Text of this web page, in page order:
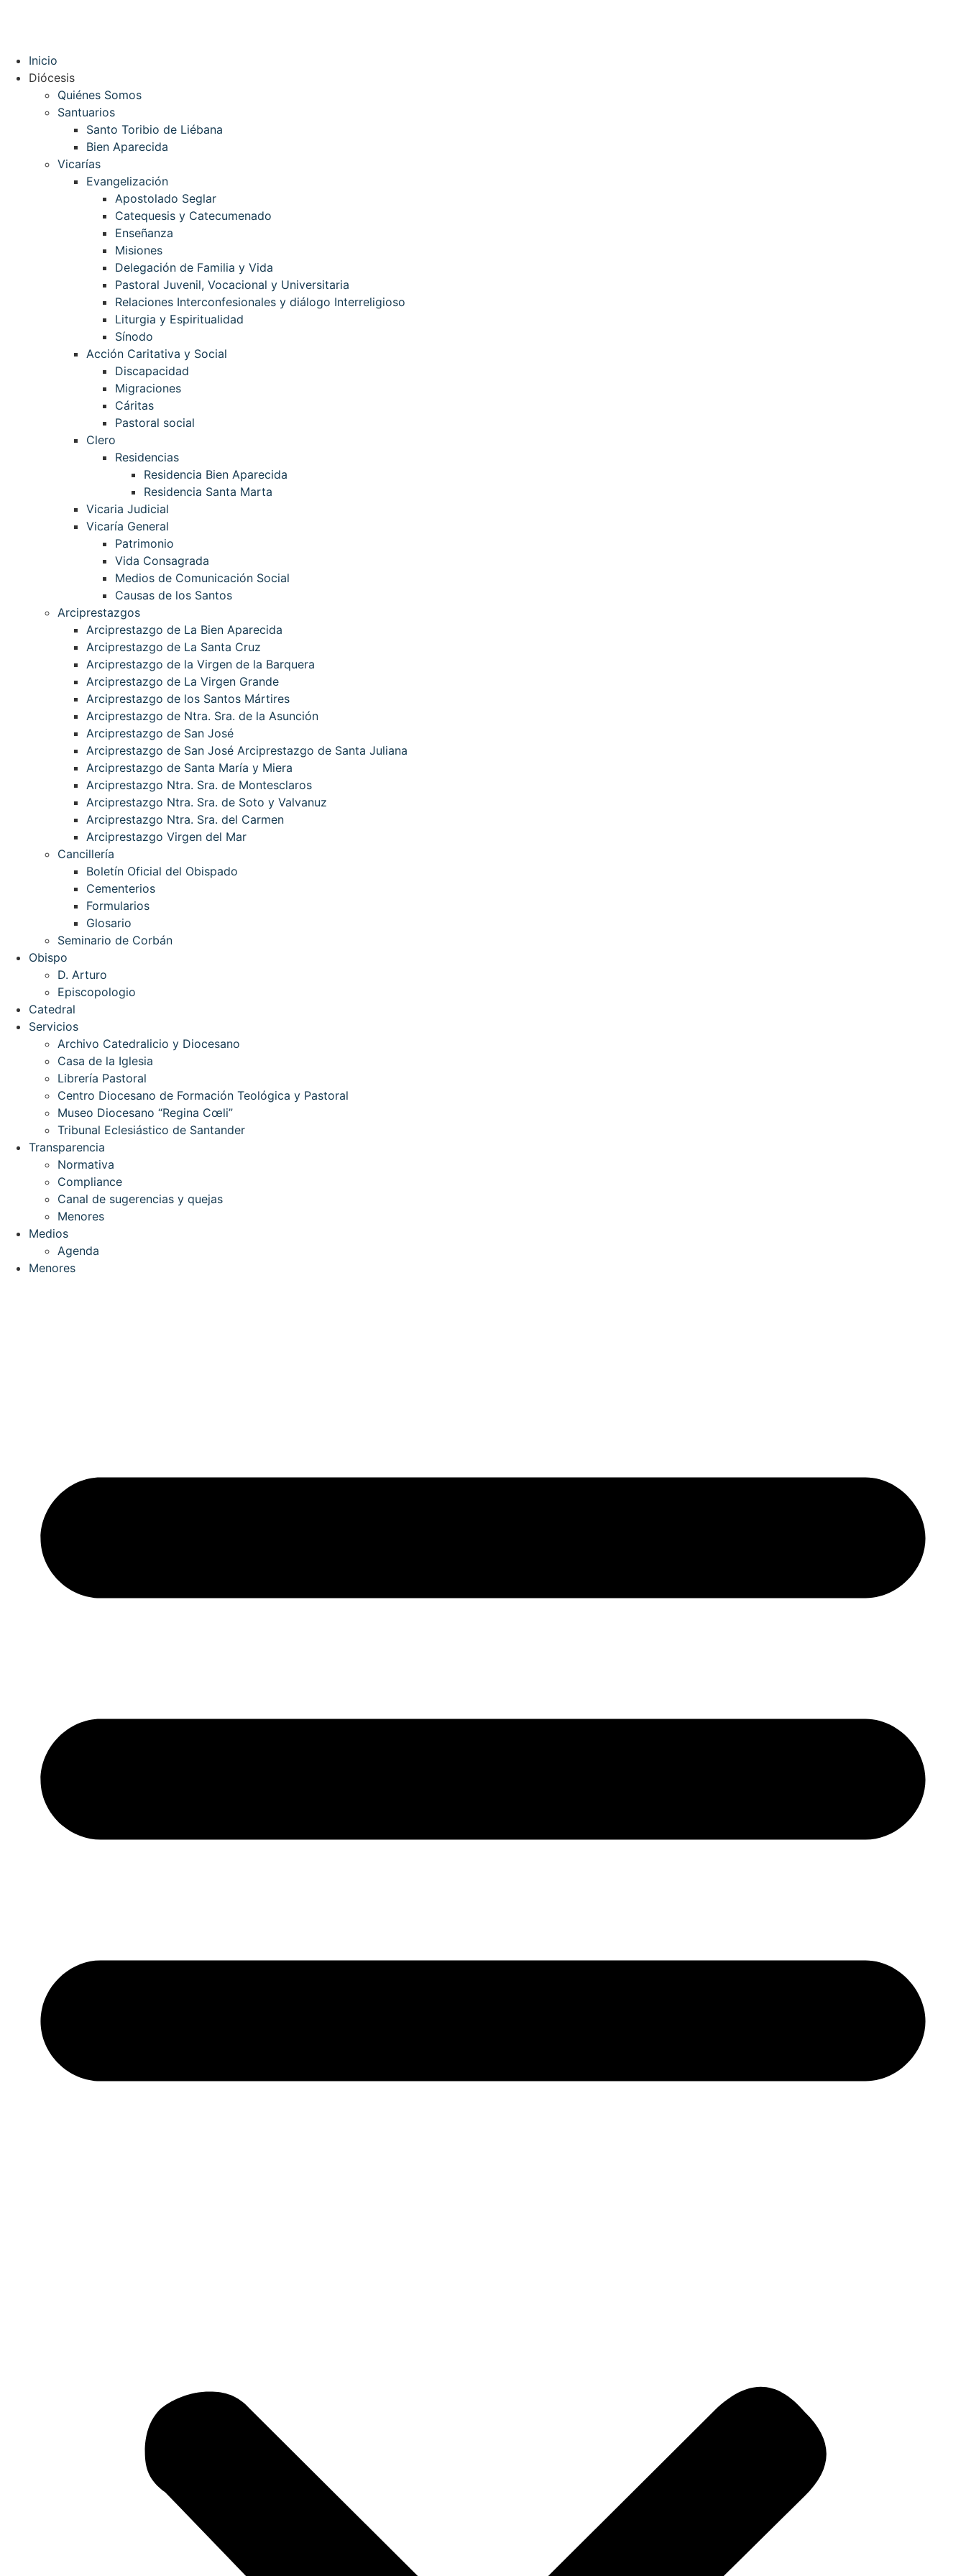
Inicio
Diócesis
Quiénes Somos
Santuarios
Santo Toribio de Liébana
Bien Aparecida
Vicarías
Evangelización
Apostolado Seglar
Catequesis y Catecumenado
Enseñanza
Misiones
Delegación de Familia y Vida
Pastoral Juvenil, Vocacional y Universitaria
Relaciones Interconfesionales y diálogo Interreligioso
Liturgia y Espiritualidad
Sínodo
Acción Caritativa y Social
Discapacidad
Migraciones
Cáritas
Pastoral social
Clero
Residencias
Residencia Bien Aparecida
Residencia Santa Marta
Vicaria Judicial
Vicaría General
Patrimonio
Vida Consagrada
Medios de Comunicación Social
Causas de los Santos
Arciprestazgos
Arciprestazgo de La Bien Aparecida
Arciprestazgo de La Santa Cruz
Arciprestazgo de la Virgen de la Barquera
Arciprestazgo de La Virgen Grande
Arciprestazgo de los Santos Mártires
Arciprestazgo de Ntra. Sra. de la Asunción
Arciprestazgo de San José
Arciprestazgo de San José Arciprestazgo de Santa Juliana
Arciprestazgo de Santa María y Miera
Arciprestazgo Ntra. Sra. de Montesclaros
Arciprestazgo Ntra. Sra. de Soto y Valvanuz
Arciprestazgo Ntra. Sra. del Carmen
Arciprestazgo Virgen del Mar
Cancillería
Boletín Oficial del Obispado
Cementerios
Formularios
Glosario
Seminario de Corbán
Obispo
D. Arturo
Episcopologio
Catedral
Servicios
Archivo Catedralicio y Diocesano
Casa de la Iglesia
Librería Pastoral
Centro Diocesano de Formación Teológica y Pastoral
Museo Diocesano “Regina Cœli”
Tribunal Eclesiástico de Santander
Transparencia
Normativa
Compliance
Canal de sugerencias y quejas
Menores
Medios
Agenda
Menores